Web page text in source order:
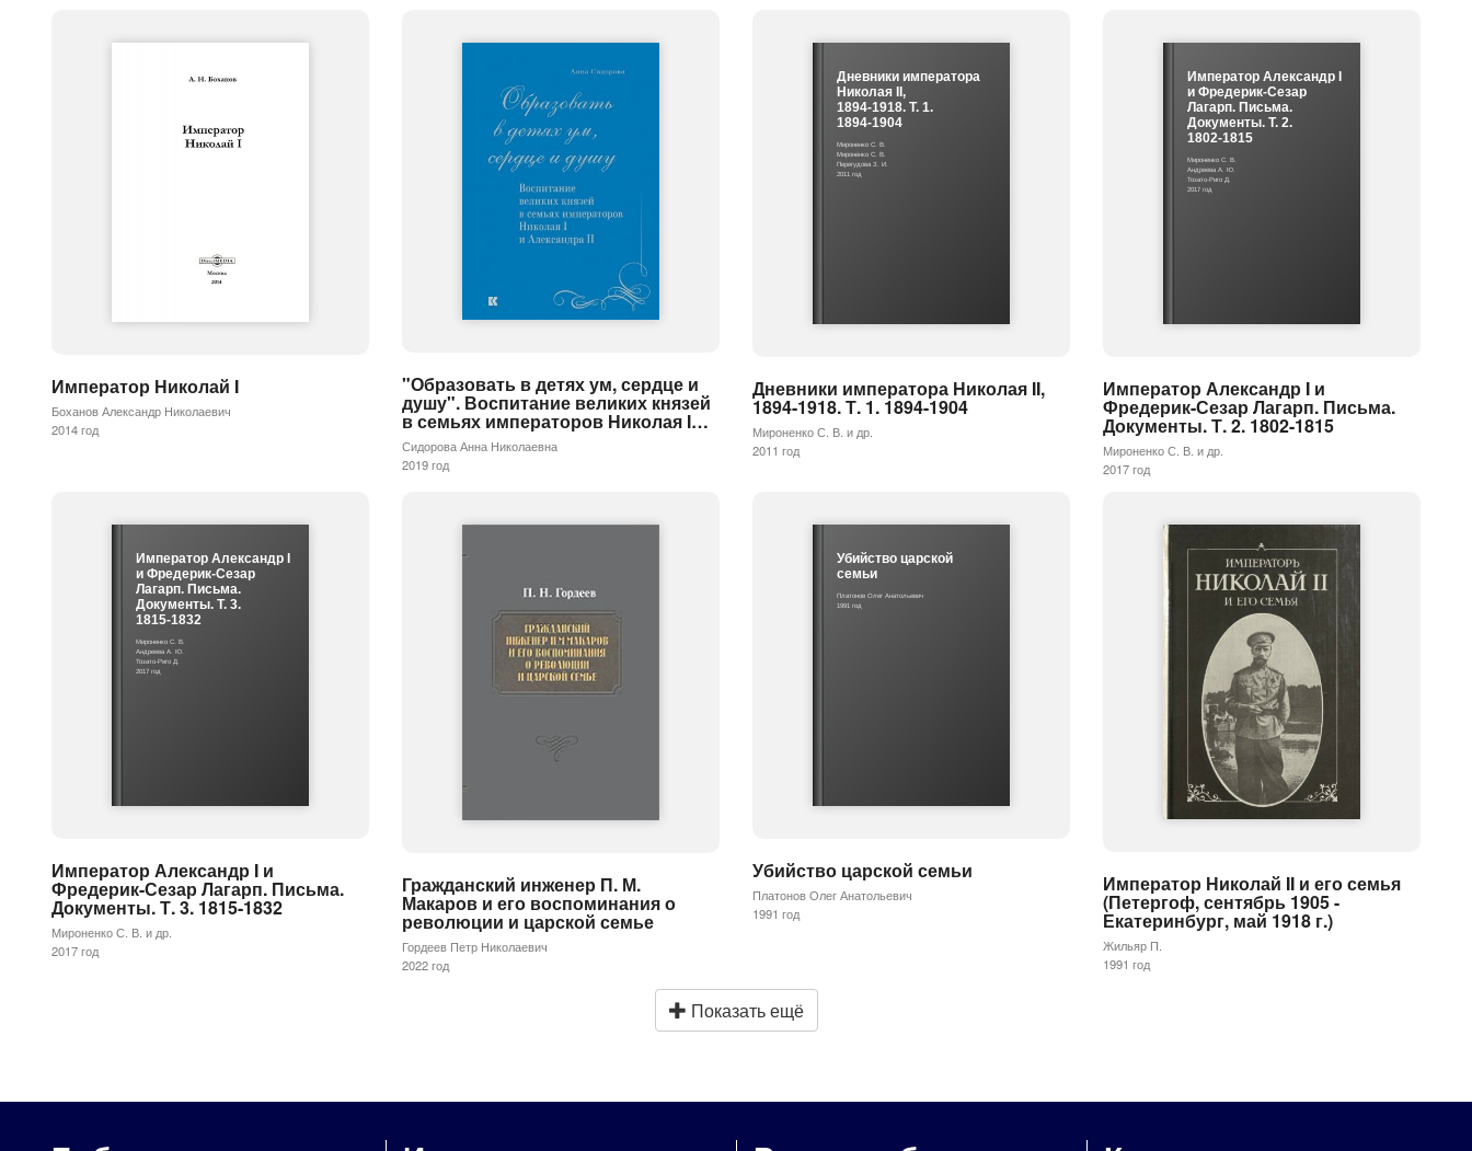
Император Николай I
Боханов Александр Николаевич
2014 год
"Образовать в детях ум, сердце и
душу". Воспитание великих князей
в семьях императоров Николая I…
Сидорова Анна Николаевна
2019 год
Дневники императора
Николая II,
1894-1918. Т. 1.
1894-1904
Мироненко С. В.
Мироненко С. В.
Перегудова З. И.
2011 год
Дневники императора Николая II,
1894-1918. Т. 1. 1894-1904
Мироненко С. В. и др.
2011 год
Император Александр I
и Фредерик-Сезар
Лагарп. Письма.
Документы. Т. 2.
1802-1815
Мироненко С. В.
Андреева А. Ю.
Тозато-Риго Д.
2017 год
Император Александр I и
Фредерик-Сезар Лагарп. Письма.
Документы. Т. 2. 1802-1815
Мироненко С. В. и др.
2017 год
Император Александр I
и Фредерик-Сезар
Лагарп. Письма.
Документы. Т. 3.
1815-1832
Мироненко С. В.
Андреева А. Ю.
Тозато-Риго Д.
2017 год
Император Александр I и
Фредерик-Сезар Лагарп. Письма.
Документы. Т. 3. 1815-1832
Мироненко С. В. и др.
2017 год
Гражданский инженер П. М.
Макаров и его воспоминания о
революции и царской семье
Гордеев Петр Николаевич
2022 год
Убийство царской
семьи
Платонов Олег Анатольевич
1991 год
Убийство царской семьи
Платонов Олег Анатольевич
1991 год
Император Николай II и его семья
(Петергоф, сентябрь 1905 -
Екатеринбург, май 1918 г.)
Жильяр П.
1991 год
Показать ещё